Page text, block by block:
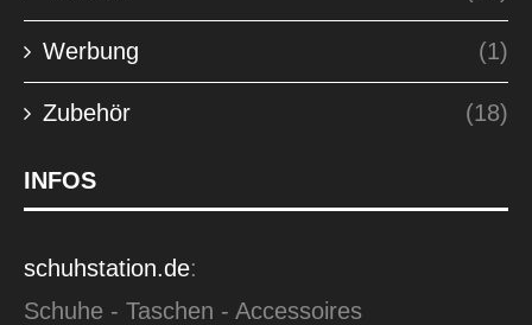
Werbung (1)
Zubehör (18)
INFOS
schuhstation.de:
Schuhe - Taschen - Accessoires